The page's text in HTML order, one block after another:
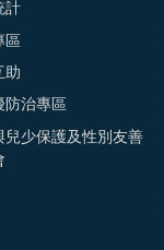
計
區
助
防治專區
兒少保護及性別友善